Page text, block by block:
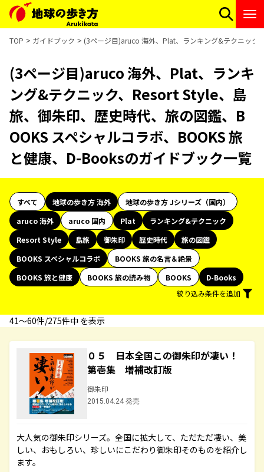
TOP ガイドブック (3ページ目)aruco 海外、Plat、ランキング&テクニック
(3ページ目)aruco 海外、Plat、ランキ
ング&テクニック、Resort Style、島
旅、御朱印、歴史時代、旅の図鑑、B
OOKS スペシャルコラボ、BOOKS 旅
と健康、D-Booksのガイドブック一覧
すべて 地球の歩き方 海外
地球の歩き方 Jシリーズ（国内）
aruco 海外
aruco 国内 Plat
ランキング&テクニック
Resort Style
島旅 御朱印 歴史時代
旅の図鑑
BOOKS スペシャルコラボ
BOOKS 旅の名言＆絶景
BOOKS 旅と健康
BOOKS 旅の読み物 BOOKS
D-Books
絞り込み条件を追加
41〜60件/275件中 を表示
０５ 日本全国この御朱印が凄い！
第壱集 増補改訂版
御朱印
2015.04.24 発売
大人気の御朱印シリーズ。全国に拡大して、ただただ凄い、美
しい、おもしろい、珍しいにこだわり御朱印そのものを紹介し
ます。